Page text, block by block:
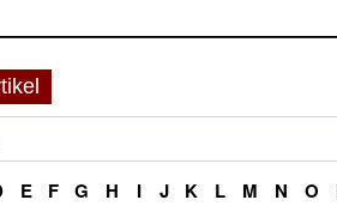
E F G H I J K L M N O